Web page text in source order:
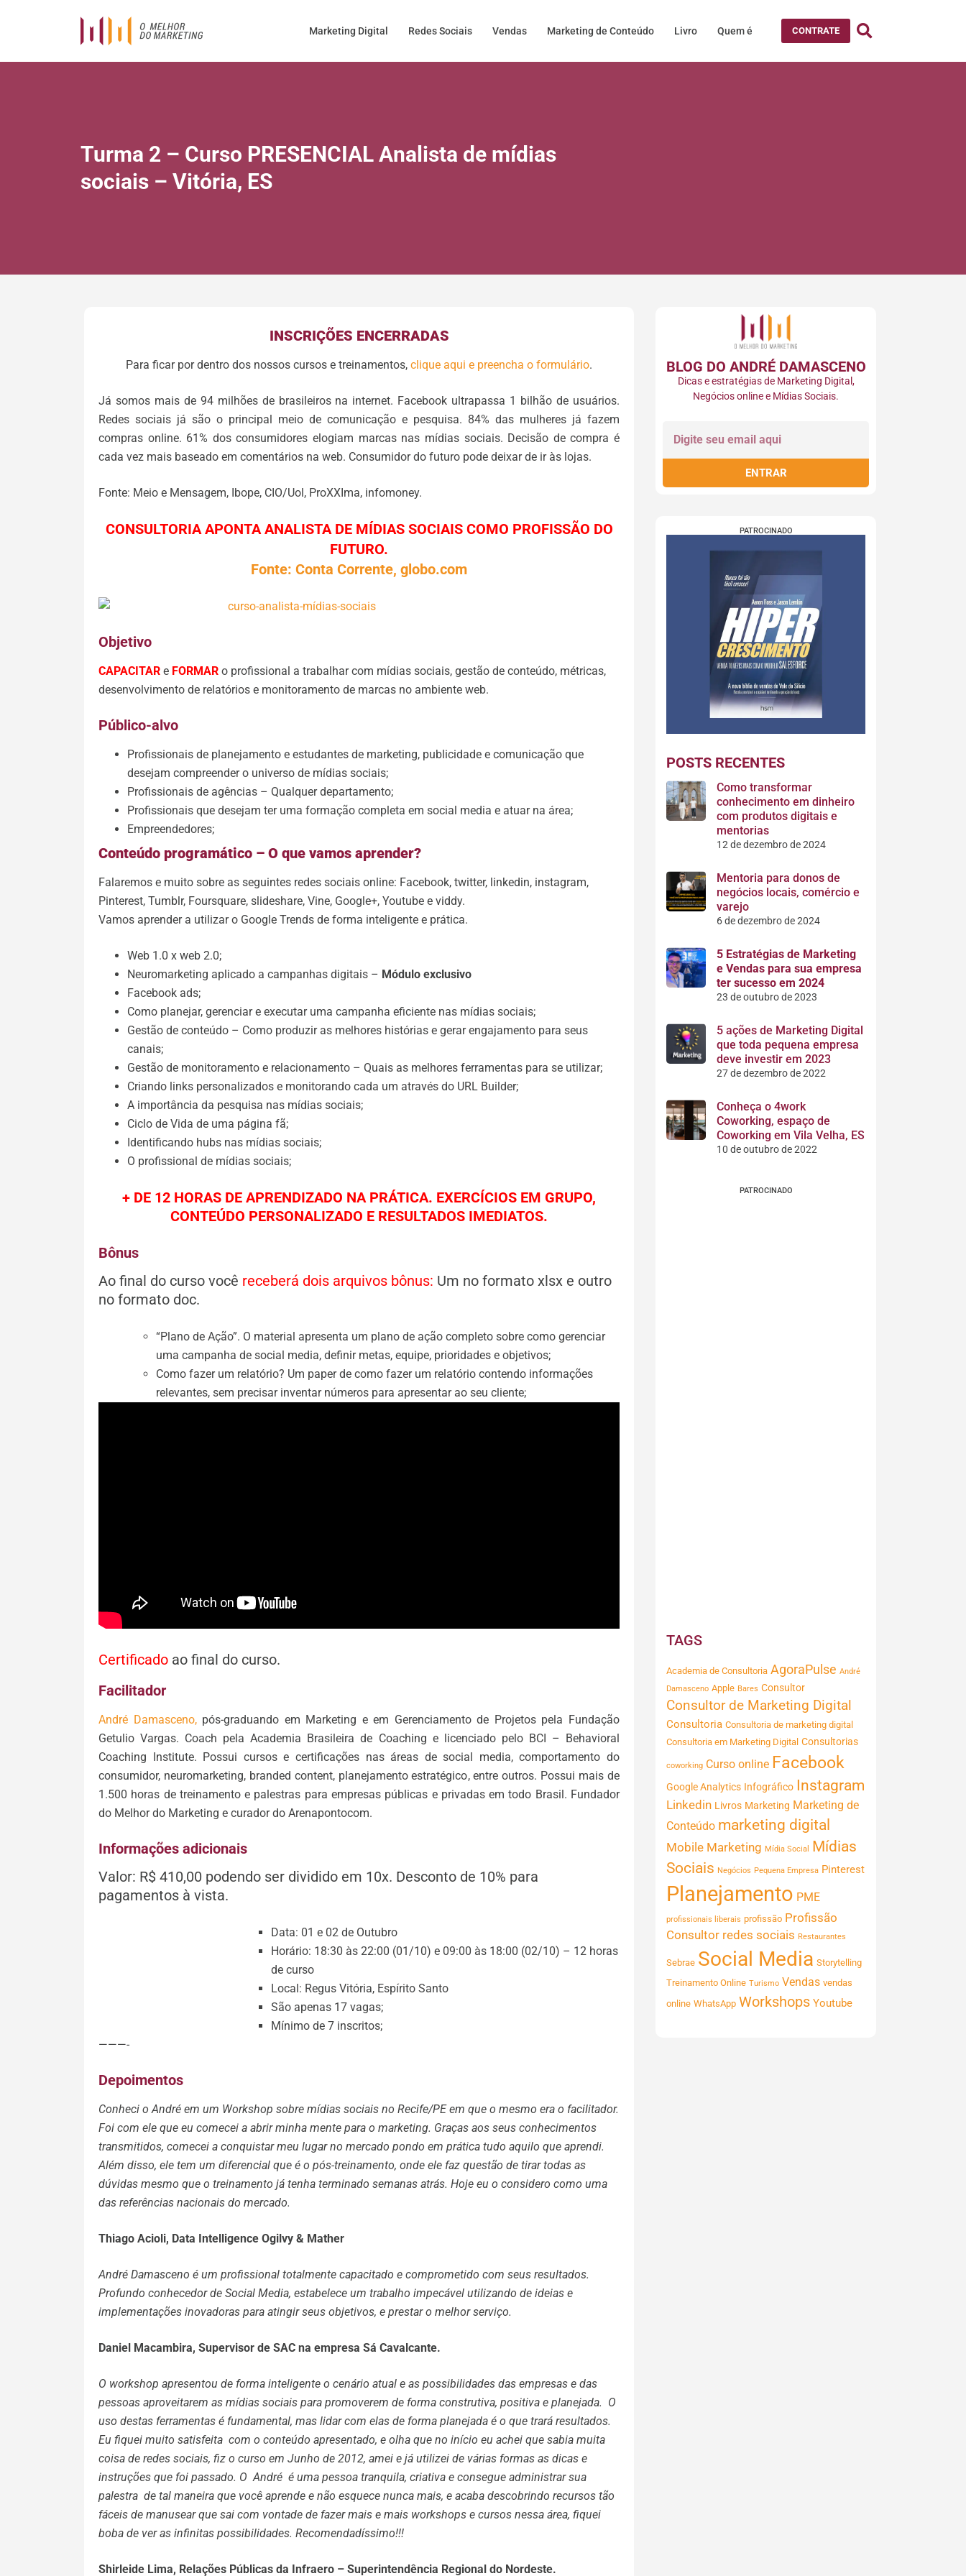
Marketing Digital Redes Sociais Vendas Marketing de Conteúdo Livro Quem é CONTRATE
Turma 2 – Curso PRESENCIAL Analista de mídias
sociais – Vitória, ES
INSCRIÇÕES ENCERRADAS
Para ficar por dentro dos nossos cursos e treinamentos, clique aqui e preencha o formulário.
Já somos mais de 94 milhões de brasileiros na internet. Facebook ultrapassa 1 bilhão de usuários.
Redes sociais já são o principal meio de comunicação e pesquisa. 84% das mulheres já fazem
compras online. 61% dos consumidores elogiam marcas nas mídias sociais. Decisão de compra é
cada vez mais baseado em comentários na web. Consumidor do futuro pode deixar de ir às lojas.
Fonte: Meio e Mensagem, Ibope, CIO/Uol, ProXXIma, infomoney.
CONSULTORIA APONTA ANALISTA DE MÍDIAS SOCIAIS COMO PROFISSÃO DO
FUTURO.
Fonte: Conta Corrente, globo.com
Objetivo
CAPACITAR e FORMAR o profissional a trabalhar com mídias sociais, gestão de conteúdo, métricas,
desenvolvimento de relatórios e monitoramento de marcas no ambiente web.
Público-alvo
Profissionais de planejamento e estudantes de marketing, publicidade e comunicação que
desejam compreender o universo de mídias sociais;
Profissionais de agências – Qualquer departamento;
Profissionais que desejam ter uma formação completa em social media e atuar na área;
Empreendedores;
Conteúdo programático – O que vamos aprender?
Falaremos e muito sobre as seguintes redes sociais online: Facebook, twitter, linkedin, instagram,
Pinterest, Tumblr, Foursquare, slideshare, Vine, Google+, Youtube e viddy.
Vamos aprender a utilizar o Google Trends de forma inteligente e prática.
Web 1.0 x web 2.0;
Neuromarketing aplicado a campanhas digitais – Módulo exclusivo
Facebook ads;
Como planejar, gerenciar e executar uma campanha eficiente nas mídias sociais;
Gestão de conteúdo – Como produzir as melhores histórias e gerar engajamento para seus
canais;
Gestão de monitoramento e relacionamento – Quais as melhores ferramentas para se utilizar;
Criando links personalizados e monitorando cada um através do URL Builder;
A importância da pesquisa nas mídias sociais;
Ciclo de Vida de uma página fã;
Identificando hubs nas mídias sociais;
O profissional de mídias sociais;
+ DE 12 HORAS DE APRENDIZADO NA PRÁTICA. EXERCÍCIOS EM GRUPO,
CONTEÚDO PERSONALIZADO E RESULTADOS IMEDIATOS.
Bônus
Ao final do curso você receberá dois arquivos bônus: Um no formato xlsx e outro
no formato doc.
“Plano de Ação”. O material apresenta um plano de ação completo sobre como gerenciar
uma campanha de social media, definir metas, equipe, prioridades e objetivos;
Como fazer um relatório? Um paper de como fazer um relatório contendo informações
relevantes, sem precisar inventar números para apresentar ao seu cliente;
Certificado ao final do curso.
Facilitador
André Damasceno,pós-graduando em Marketing e em Gerenciamento de Projetos pela Fundação
Getulio Vargas. Coach pela Academia Brasileira de Coaching e licenciado pelo BCI – Behavioral
Coaching Institute. Possui cursos e certificações nas áreas de social media, comportamento do
consumidor, neuromarketing, branded content, planejamento estratégico, entre outros. Possui mais de
1.500 horas de treinamento e palestras para empresas públicas e privadas em todo Brasil. Fundador
do Melhor do Marketing e curador do Arenapontocom.
Informações adicionais
Valor: R$ 410,00 podendo ser dividido em 10x. Desconto de 10% para
pagamentos à vista.
Data: 01 e 02 de Outubro
Horário: 18:30 às 22:00 (01/10) e 09:00 às 18:00 (02/10) – 12 horas
de curso
Local: Regus Vitória, Espírito Santo
São apenas 17 vagas;
Mínimo de 7 inscritos;
———-
Depoimentos
Conheci o André em um Workshop sobre mídias sociais no Recife/PE em que o mesmo era o facilitador.
Foi com ele que eu comecei a abrir minha mente para o marketing. Graças aos seus conhecimentos
transmitidos, comecei a conquistar meu lugar no mercado pondo em prática tudo aquilo que aprendi.
Além disso, ele tem um diferencial que é o pós-treinamento, onde ele faz questão de tirar todas as
dúvidas mesmo que o treinamento já tenha terminado semanas atrás. Hoje eu o considero como uma
das referências nacionais do mercado.
Thiago Acioli, Data Intelligence Ogilvy & Mather
André Damasceno é um profissional totalmente capacitado e comprometido com seus resultados.
Profundo conhecedor de Social Media, estabelece um trabalho impecável utilizando de ideias e
implementações inovadoras para atingir seus objetivos, e prestar o melhor serviço.
Daniel Macambira, Supervisor de SAC na empresa Sá Cavalcante.
O workshop apresentou de forma inteligente o cenário atual e as possibilidades das empresas e das
pessoas aproveitarem as mídias sociais para promoverem de forma construtiva, positiva e planejada. O
uso destas ferramentas é fundamental, mas lidar com elas de forma planejada é o que trará resultados.
Eu fiquei muito satisfeita com o conteúdo apresentado, e olha que no início eu achei que sabia muita
coisa de redes sociais, fiz o curso em Junho de 2012, amei e já utilizei de várias formas as dicas e
instruções que foi passado. O André é uma pessoa tranquila, criativa e consegue administrar sua
palestra de tal maneira que você aprende e não esquece nunca mais, e acaba descobrindo recursos tão
fáceis de manusear que sai com vontade de fazer mais e mais workshops e cursos nessa área, fiquei
boba de ver as infinitas possibilidades. Recomendadíssimo!!!
Shirleide Lima, Relações Públicas da Infraero – Superintendência Regional do Nordeste.
BLOG DO ANDRÉ DAMASCENO​
Dicas e estratégias de Marketing Digital,
Negócios online e Mídias Sociais.
ENTRAR
PATROCINADO
POSTS RECENTES
Como transformar
conhecimento em dinheiro
com produtos digitais e
mentorias
12 de dezembro de 2024
Mentoria para donos de
negócios locais, comércio e
varejo
6 de dezembro de 2024
5 Estratégias de Marketing
e Vendas para sua empresa
ter sucesso em 2024
23 de outubro de 2023
5 ações de Marketing Digital
que toda pequena empresa
deve investir em 2023
27 de dezembro de 2022
Conheça o 4work
Coworking, espaço de
Coworking em Vila Velha, ES
10 de outubro de 2022
PATROCINADO
TAGS
Academia de Consultoria AgoraPulse André
Damasceno Apple Bares Consultor
Consultor de Marketing Digital
Consultoria Consultoria de marketing digital
Consultoria em Marketing Digital Consultorias
coworking Curso online Facebook
Google Analytics Infográfico Instagram
Linkedin Livros Marketing Marketing de
Conteúdo marketing digital
Mobile Marketing Mídia Social
Mídias
Sociais Negócios Pequena Empresa Pinterest
Planejamento PME
profissionais liberais profissão Profissão
Consultor redes sociais Restaurantes
Sebrae Social Media Storytelling
Treinamento Online Turismo Vendas vendas
online WhatsApp Workshops Youtube